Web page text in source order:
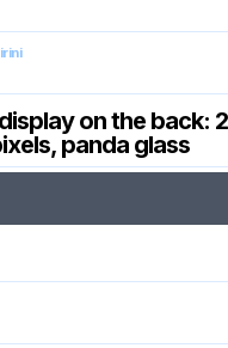
on the back:
panda glass